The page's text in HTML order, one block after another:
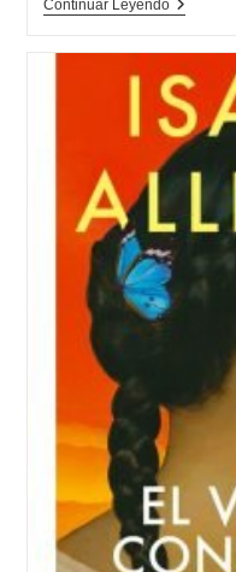
Continuar LeyendoOpinión
Allende